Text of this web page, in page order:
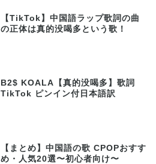
【TikTok】中国語ラップ歌詞の曲
の正体は真的没喝多という歌！
B2$ KOALA【真的没喝多】歌詞
TikTok ピンイン付日本語訳
【まとめ】中国語の歌 CPOPおすす
め・人気20選〜初心者向け〜